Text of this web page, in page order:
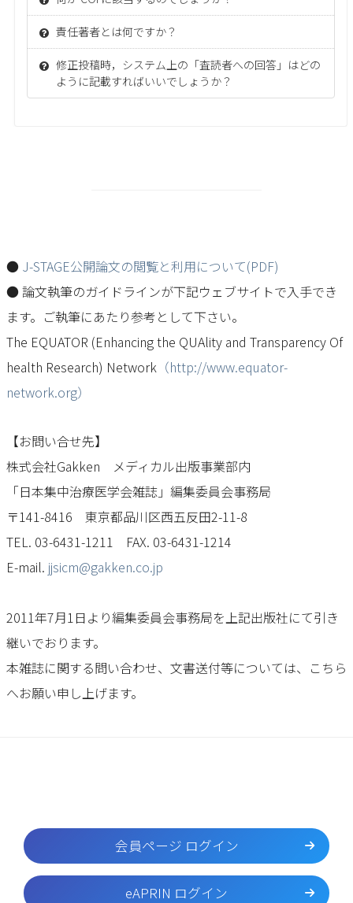
責任著者とは何ですか？
修正投稿時，システム上の「査読者への回答」はどの
ように記載すればいいでしょうか？
● J-STAGE公開論文の閲覧と利用について(PDF)
● 論文執筆のガイドラインが下記ウェブサイトで入手でき
ます。ご執筆にあたり参考として下さい。
The EQUATOR (Enhancing the QUAlity and Transparency Of
health Research) Network（http://www.equator-
network.org）
【お問い合せ先】
株式会社Gakken メディカル出版事業部内
「日本集中治療医学会雑誌」編集委員会事務局
〒141-8416 東京都品川区西五反田2-11-8
TEL. 03-6431-1211 FAX. 03-6431-1214
E-mail. jjsicm@gakken.co.jp
2011年7月1日より編集委員会事務局を上記出版社にて引き
継いでおります。
本雑誌に関する問い合わせ、文書送付等については、こちら
へお願い申し上げます。
会員ページ ログイン
eAPRIN ログイン